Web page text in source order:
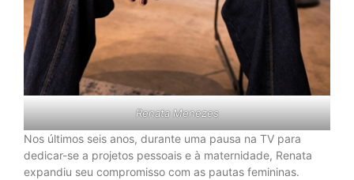
Renata Menezes
Nos últimos seis anos, durante uma pausa na TV para
dedicar-se a projetos pessoais e à maternidade, Renata
expandiu seu compromisso com as pautas femininas.